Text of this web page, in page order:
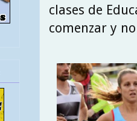
clases de
comenzar y